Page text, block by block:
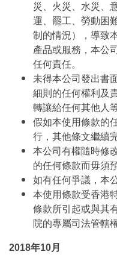
災、火災、水災、
運、罷工、勞動困
制的情況），導致
產品或服務，本公
任何責任。
未得本公司發出書
細則的任何權利及
轉讓給任何其他人等
假如本使用條款的
行，其他條文繼續
本公司有權隨時修
的任何條款而毋須
如有任何爭議，本
本使用條款受香港
條款所引起或與其
院的專屬司法管轄
2018年10月